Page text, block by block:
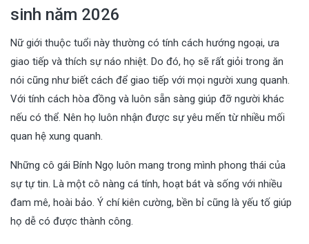
sinh năm 2026
Nữ giới thuộc tuổi này thường có tính cách hướng ngoại, ưa
giao tiếp và thích sự náo nhiệt. Do đó, họ sẽ rất giỏi trong ăn
nói cũng như biết cách để giao tiếp với mọi người xung quanh.
Với tính cách hòa đồng và luôn sẵn sàng giúp đỡ người khác
nếu có thể. Nên họ luôn nhận được sự yêu mến từ nhiều mối
quan hệ xung quanh.
Những cô gái Bính Ngọ luôn mang trong mình phong thái của
sự tự tin. Là một cô nàng cá tính, hoạt bát và sống với nhiều
đam mê, hoài bảo. Ý chí kiên cường, bền bỉ cũng là yếu tố giúp
họ dễ có được thành công.